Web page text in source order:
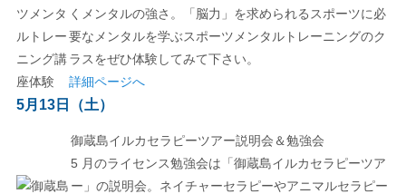
くメンタルの強さ。「脳力」を求められるスポーツに必
要なメンタルを学ぶスポーツメンタルトレーニングのク
ラスをぜひ体験してみて下さい。
詳細ページへ
5月13日（土）
御蔵島イルカセラピーツアー説明会＆勉強会
5 月のライセンス勉強会は「御蔵島イルカセラピーツア
ー」の説明会。ネイチャーセラピーやアニマルセラピー